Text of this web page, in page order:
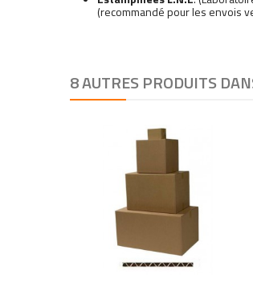
(recommandé pour les envois
8 AUTRES PRODUITS